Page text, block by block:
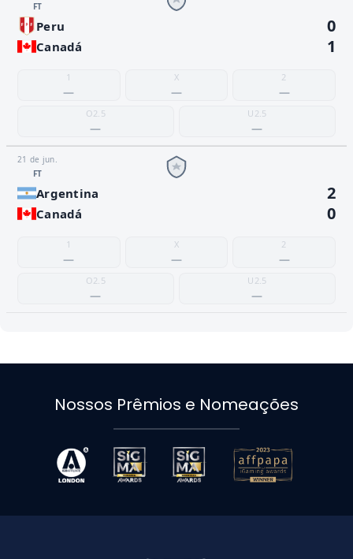
FT
Peru 0
Canadá 1
1
—
X
—
2
—
O2.5
—
U2.5
—
21 de jun.
FT
Argentina 2
Canadá 0
1
—
X
—
2
—
O2.5
—
U2.5
—
Nossos Prêmios e Nomeações